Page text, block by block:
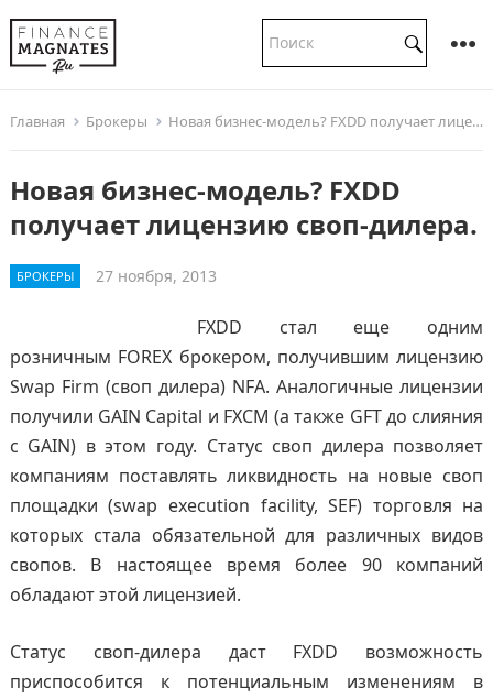
Главная Брокеры Новая бизнес-модель? FXDD получает лицензию своп-дилера.
Новая бизнес-модель? FXDD
получает лицензию своп-дилера.
БРОКЕРЫ 27 ноября, 2013
FXDD стал еще одним
розничным FOREX брокером, получившим лицензию
Swap Firm (своп дилера) NFA. Аналогичные лицензии
получили GAIN Capital и FXCM (а также GFT до слияния
с GAIN) в этом году. Статус своп дилера позволяет
компаниям поставлять ликвидность на новые своп
площадки (swap execution facility, SEF) торговля на
которых стала обязательной для различных видов
свопов. В настоящее время более 90 компаний
обладают этой лицензией.
Статус своп-дилера даст FXDD возможность
приспособится к потенциальным изменениям в